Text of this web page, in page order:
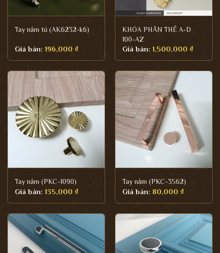
Tay nắm tủ (AK6232-k6)
Giá bán: 196,000 ₫
KHÓA PHÂN THỂ A-D
100-AZ
Giá bán: 1,500,000 ₫
Tay nắm (PKC-1090)
Giá bán: 135,000 ₫
Tay nắm (PKC-3562)
Giá bán: 80,000 ₫